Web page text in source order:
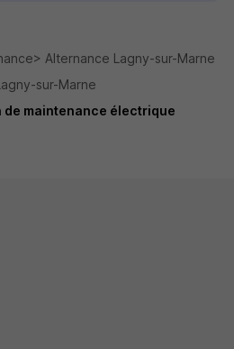
Alternance Lagny-sur-Marne
sur-Marne
maintenance électrique